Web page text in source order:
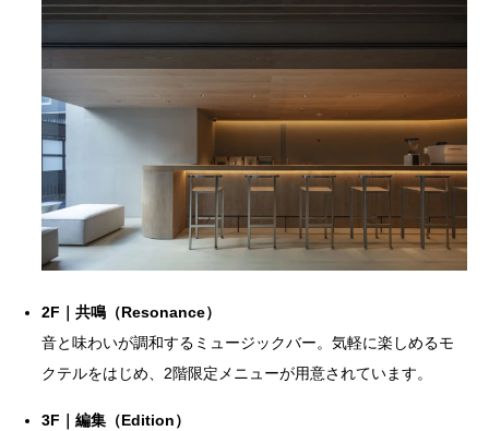
2F｜共鳴（Resonance）
音と味わいが調和するミュージックバー。気軽に楽しめるモ
クテルをはじめ、2階限定メニューが用意されています。
3F｜編集（Edition）